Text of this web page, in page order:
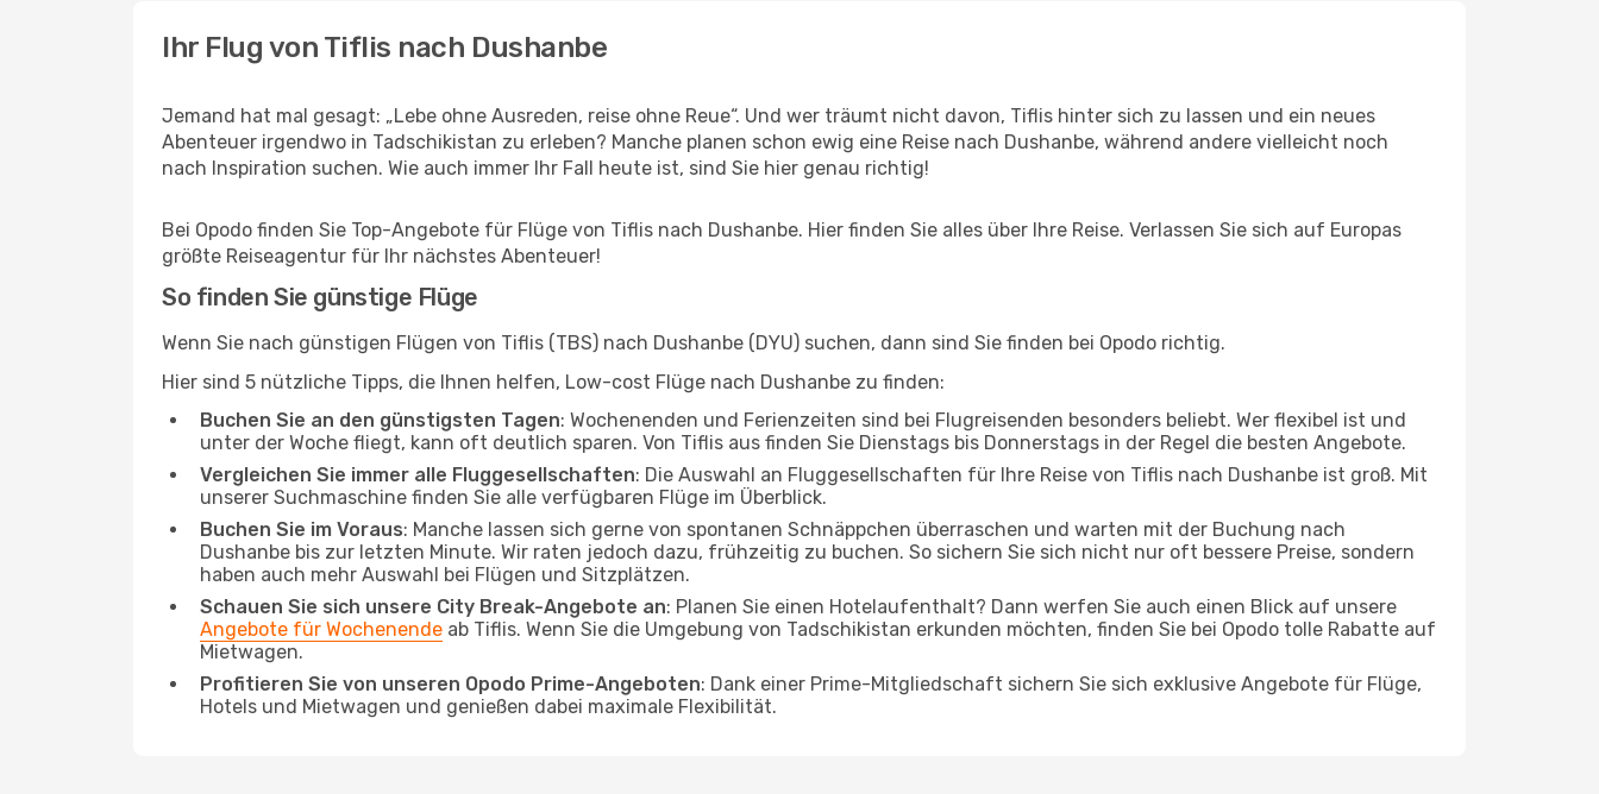
Ihr Flug von Tiflis nach Dushanbe
Jemand hat mal gesagt: „Lebe ohne Ausreden, reise ohne Reue“. Und wer träumt nicht davon, Tiflis hinter sich zu lassen und ein neues
Abenteuer irgendwo in Tadschikistan zu erleben? Manche planen schon ewig eine Reise nach Dushanbe, während andere vielleicht noch
nach Inspiration suchen. Wie auch immer Ihr Fall heute ist, sind Sie hier genau richtig!
Bei Opodo finden Sie Top-Angebote für Flüge von Tiflis nach Dushanbe. Hier finden Sie alles über Ihre Reise. Verlassen Sie sich auf Europas
größte Reiseagentur für Ihr nächstes Abenteuer!
So finden Sie günstige Flüge
Wenn Sie nach günstigen Flügen von Tiflis (TBS) nach Dushanbe (DYU) suchen, dann sind Sie finden bei Opodo richtig.
Hier sind 5 nützliche Tipps, die Ihnen helfen, Low-cost Flüge nach Dushanbe zu finden:
Buchen Sie an den günstigsten Tagen: Wochenenden und Ferienzeiten sind bei Flugreisenden besonders beliebt. Wer flexibel ist und
unter der Woche fliegt, kann oft deutlich sparen. Von Tiflis aus finden Sie Dienstags bis Donnerstags in der Regel die besten Angebote.
Vergleichen Sie immer alle Fluggesellschaften: Die Auswahl an Fluggesellschaften für Ihre Reise von Tiflis nach Dushanbe ist groß. Mit
unserer Suchmaschine finden Sie alle verfügbaren Flüge im Überblick.
Buchen Sie im Voraus: Manche lassen sich gerne von spontanen Schnäppchen überraschen und warten mit der Buchung nach
Dushanbe bis zur letzten Minute. Wir raten jedoch dazu, frühzeitig zu buchen. So sichern Sie sich nicht nur oft bessere Preise, sondern
haben auch mehr Auswahl bei Flügen und Sitzplätzen.
Schauen Sie sich unsere City Break-Angebote an: Planen Sie einen Hotelaufenthalt? Dann werfen Sie auch einen Blick auf unsere
Angebote für Wochenende ab Tiflis. Wenn Sie die Umgebung von Tadschikistan erkunden möchten, finden Sie bei Opodo tolle Rabatte auf
Mietwagen.
Profitieren Sie von unseren Opodo Prime-Angeboten: Dank einer Prime-Mitgliedschaft sichern Sie sich exklusive Angebote für Flüge,
Hotels und Mietwagen und genießen dabei maximale Flexibilität.